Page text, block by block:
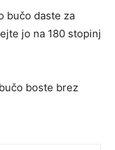
bučo daste za
jo na 180 stopinj
boste brez